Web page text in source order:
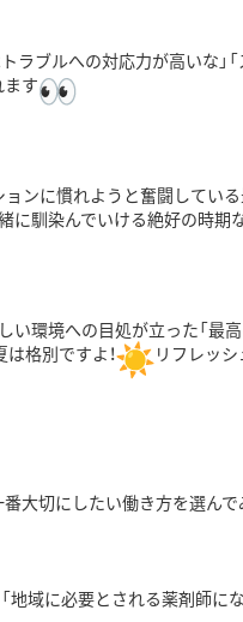
ラブルへの対応力が高いな」「
す
ンに慣れようと奮闘している
に馴染んでいける絶好の時期
い環境への目処が立った「最
格別ですよ！
リフレッ
大切にしたい働き方を選んで
地域に必要とされる薬剤師にな